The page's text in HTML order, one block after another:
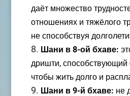
даёт множество
отношениях и тяжёлого
не способствуя
Шани в 8-ой бхаве:
дришти, способствующий
чтобы жить долго и
Шани в 9-й бхаве: не